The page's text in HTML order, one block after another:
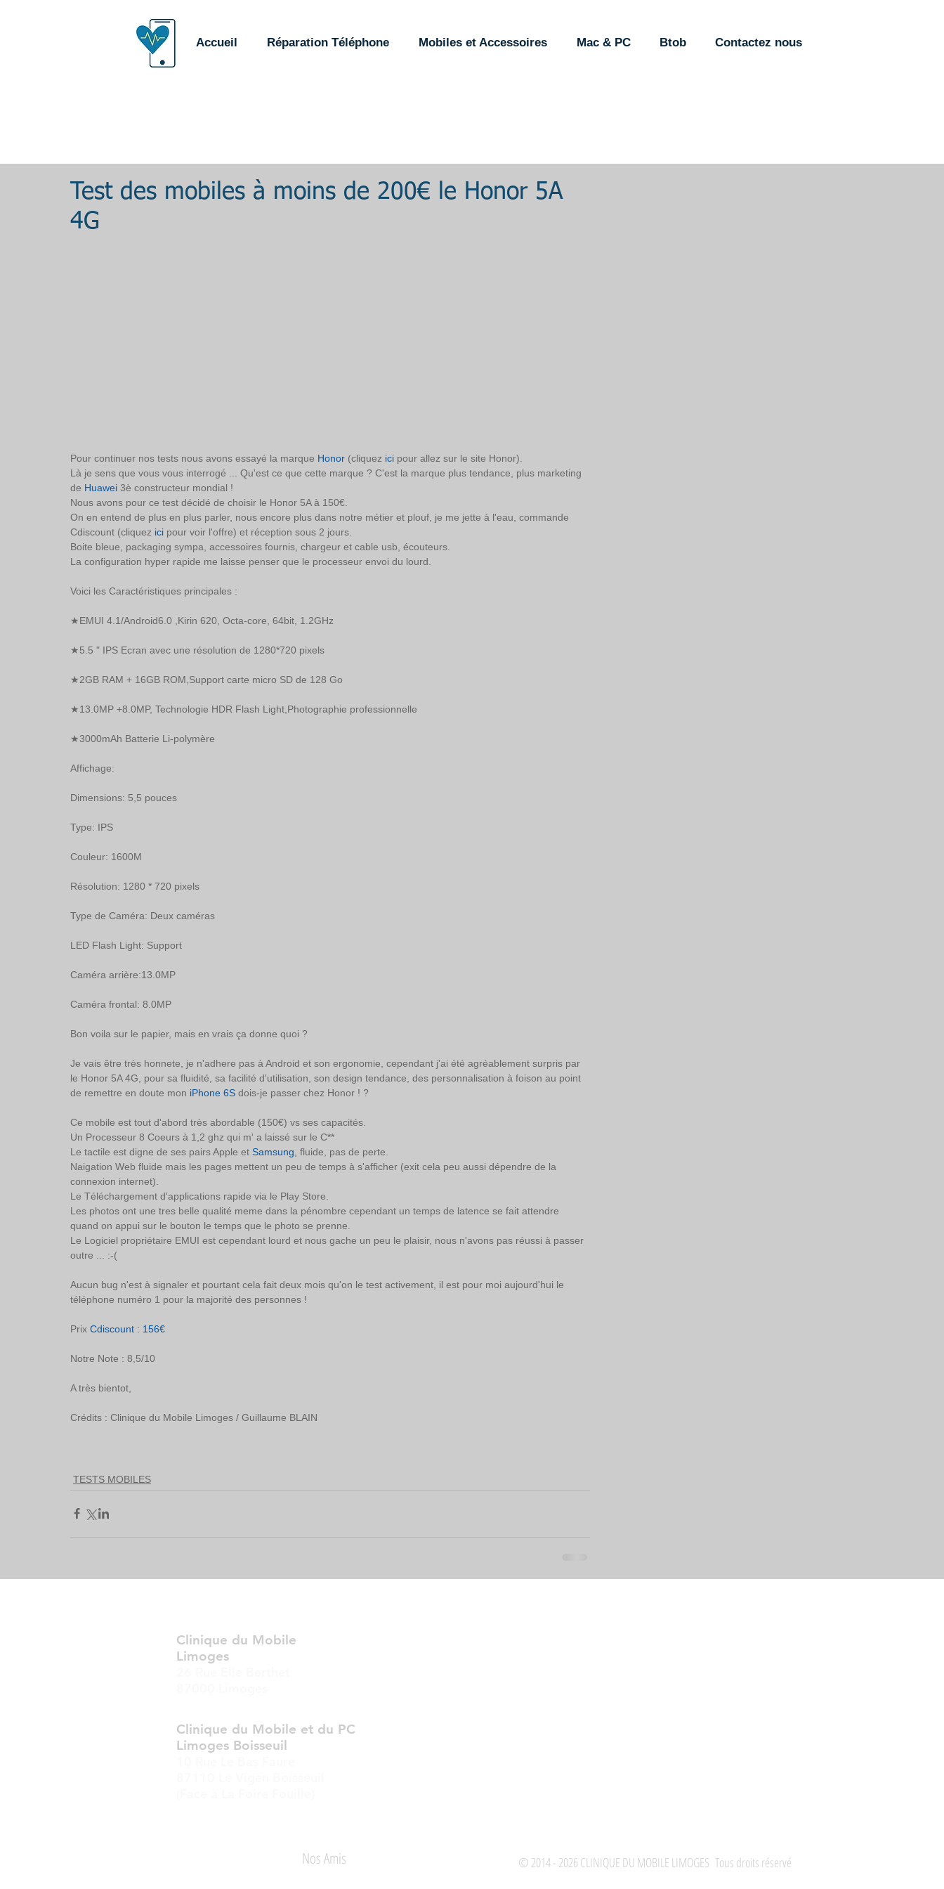
Accueil Réparation Téléphone Mobiles et Accessoires Mac & PC Btob Contactez nous
Test des mobiles à moins de 200€ le Honor 5A
4G
Pour continuer nos tests nous avons essayé la marque Honor (cliquez ici pour allez sur le site Honor).
Là je sens que vous vous interrogé ... Qu'est ce que cette marque ? C'est la marque plus tendance, plus marketing
de Huawei 3è constructeur mondial !
Nous avons pour ce test décidé de choisir le Honor 5A à 150€.
On en entend de plus en plus parler, nous encore plus dans notre métier et plouf, je me jette à l'eau, commande
Cdiscount (cliquez ici pour voir l'offre) et réception sous 2 jours.
Boite bleue, packaging sympa, accessoires fournis, chargeur et cable usb, écouteurs.
La configuration hyper rapide me laisse penser que le processeur envoi du lourd.
Voici les Caractéristiques principales :
★EMUI 4.1/Android6.0 ,Kirin 620, Octa-core, 64bit, 1.2GHz
★5.5 " IPS Ecran avec une résolution de 1280*720 pixels
★2GB RAM + 16GB ROM,Support carte micro SD de 128 Go
★13.0MP +8.0MP, Technologie HDR Flash Light,Photographie professionnelle
★3000mAh Batterie Li-polymère
Affichage:
Dimensions: 5,5 pouces
Type: IPS
Couleur: 1600M
Résolution: 1280 * 720 pixels
Type de Caméra: Deux caméras
LED Flash Light: Support
Caméra arrière:13.0MP
Caméra frontal: 8.0MP
Bon voila sur le papier, mais en vrais ça donne quoi ?
Je vais être très honnete, je n'adhere pas à Android et son ergonomie, cependant j'ai été agréablement surpris par
le Honor 5A 4G, pour sa fluidité, sa facilité d'utilisation, son design tendance, des personnalisation à foison au point
de remettre en doute mon iPhone 6S dois-je passer chez Honor ! ?
Ce mobile est tout d'abord très abordable (150€) vs ses capacités.
Un Processeur 8 Coeurs à 1,2 ghz qui m' a laissé sur le C**
Le tactile est digne de ses pairs Apple et Samsung, fluide, pas de perte.
Naigation Web fluide mais les pages mettent un peu de temps à s'afficher (exit cela peu aussi dépendre de la
connexion internet).
Le Téléchargement d'applications rapide via le Play Store.
Les photos ont une tres belle qualité meme dans la pénombre cependant un temps de latence se fait attendre
quand on appui sur le bouton le temps que le photo se prenne.
Le Logiciel propriétaire EMUI est cependant lourd et nous gache un peu le plaisir, nous n'avons pas réussi à passer
outre ... :-(
Aucun bug n'est à signaler et pourtant cela fait deux mois qu'on le test activement, il est pour moi aujourd'hui le
téléphone numéro 1 pour la majorité des personnes !
Prix Cdiscount : 156€
Notre Note : 8,5/10
A très bientot,
Crédits : Clinique du Mobile Limoges / Guillaume BLAIN
TESTS MOBILES
Clinique du Mobile
Limoges
Clinique du Mobile et du PC
Limoges Boisseuil
Nos Amis © 2014 - 2026 CLINIQUE DU MOBILE LIMOGES Tous droits réservé